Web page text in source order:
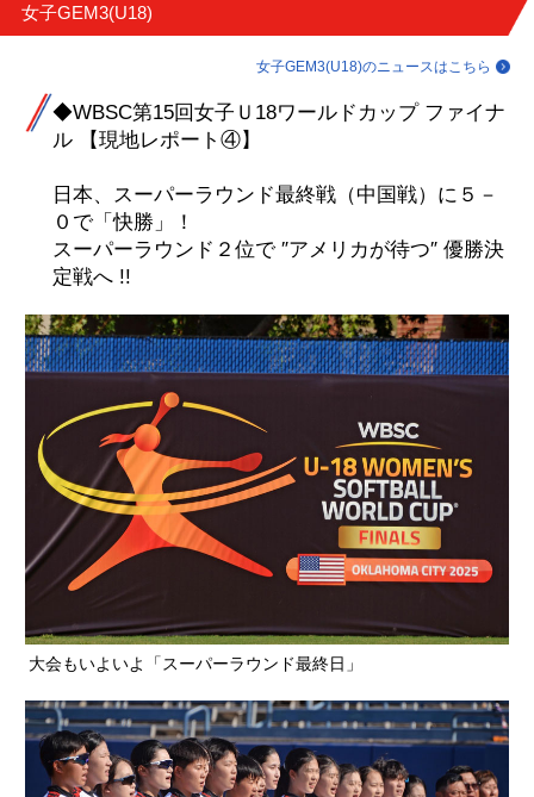
女子GEM3(U18)
女子GEM3(U18)のニュースはこちら
◆WBSC第15回女子Ｕ18ワールドカップ ファイナ
ル 【現地レポート④】
日本、スーパーラウンド最終戦（中国戦）に５－
０で「快勝」！
スーパーラウンド２位で ″アメリカが待つ″ 優勝決
定戦へ !!
大会もいよいよ「スーパーラウンド最終日」